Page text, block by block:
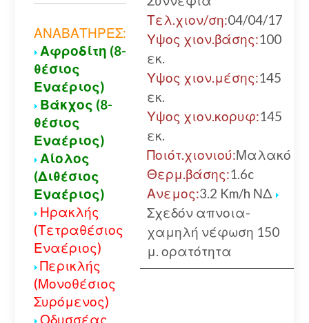
ΑΝΑΒΑΤΗΡΕΣ:
Αφροδίτη (8-
θέσιος
Εναέριος)
Βάκχος (8-
θέσιος
Εναέριος)
Αίολος
(Διθέσιος
Εναέριος)
Ηρακλής
(Τετραθέσιος
Εναέριος)
Περικλής
(Μονοθέσιος
Συρόμενος)
Οδυσσέας
Τελ.χιον/ση:04/04/17
Υψος χιον.βάσης:100
εκ.
Υψος χιον.μέσης:145
εκ.
Υψος χιον.κορυφ:145
εκ.
Ποιότ.χιονιού:Μαλακό
Θερμ.βάσης:1.6c
Ανεμος:3.2 Km/h ΝΔ
Σχεδόν απνοια-
χαμηλή νέφωση 150
μ. ορατότητα